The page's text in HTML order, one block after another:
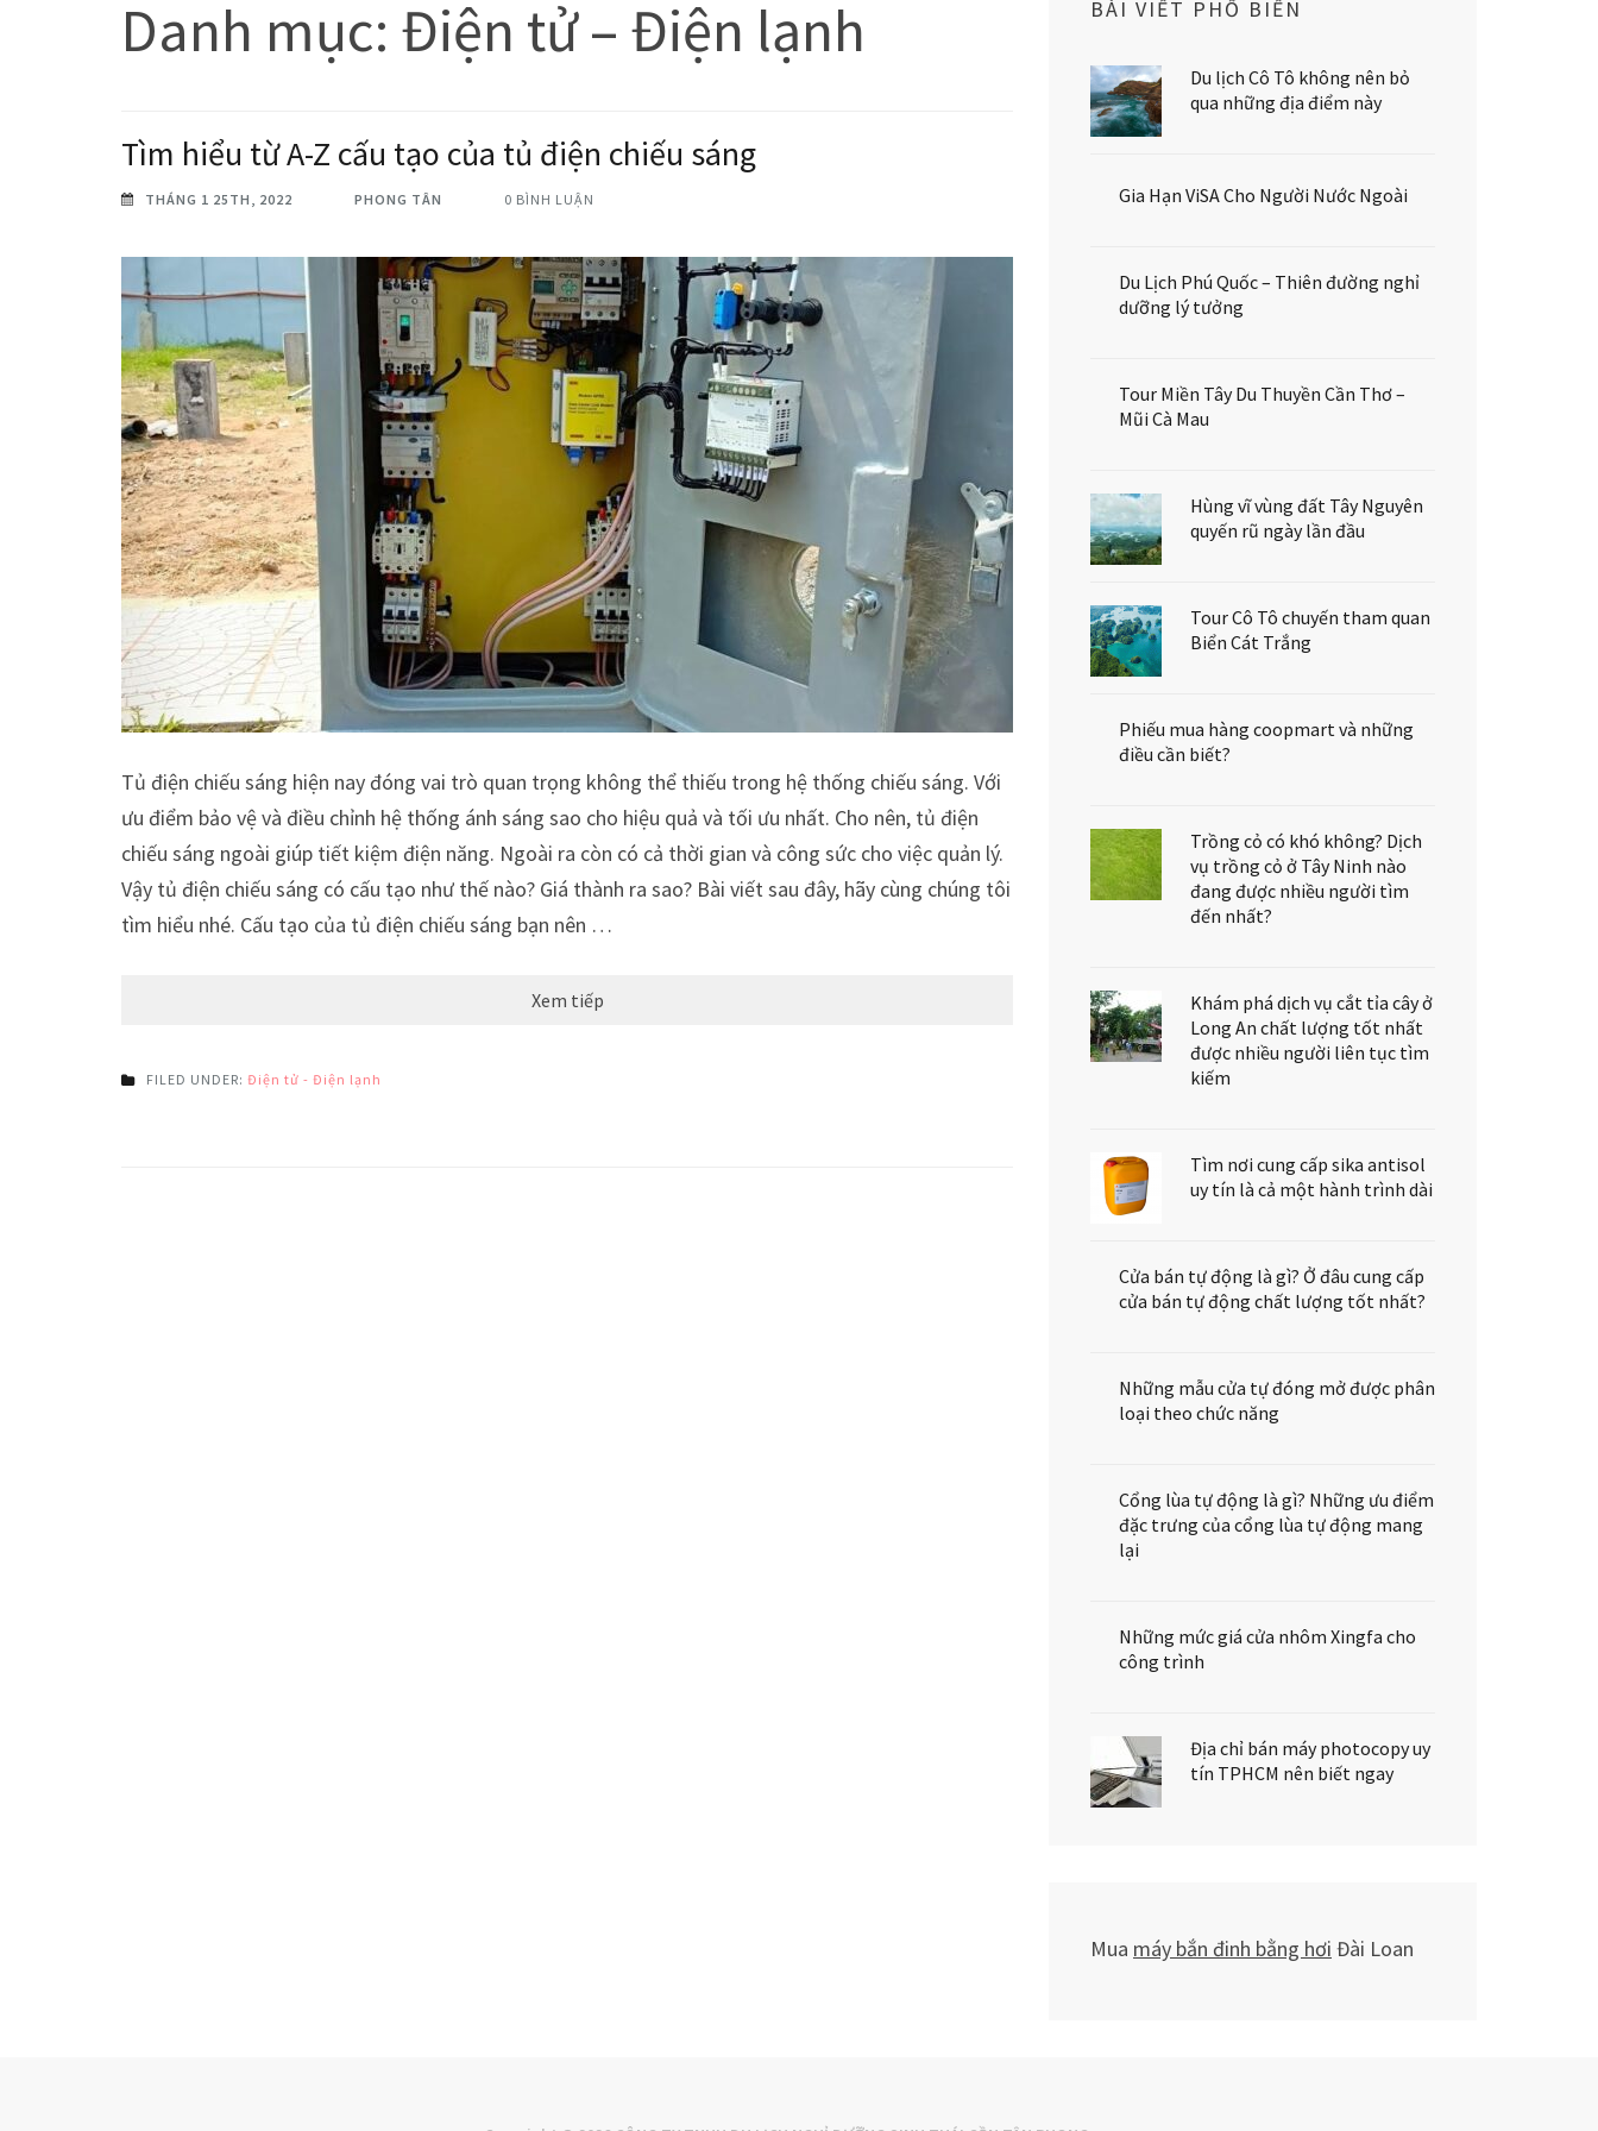
Danh mục: Điện tử – Điện lạnh
Tìm hiểu từ A-Z cấu tạo của tủ điện chiếu sáng
THÁNG 1 25TH, 2022 PHONG TÂN 0 BÌNH LUẬN
Tủ điện chiếu sáng hiện nay đóng vai trò quan trọng không thể thiếu trong hệ thống chiếu sáng. Với
ưu điểm bảo vệ và điều chỉnh hệ thống ánh sáng sao cho hiệu quả và tối ưu nhất. Cho nên, tủ điện
chiếu sáng ngoài giúp tiết kiệm điện năng. Ngoài ra còn có cả thời gian và công sức cho việc quản lý.
Vậy tủ điện chiếu sáng có cấu tạo như thế nào? Giá thành ra sao? Bài viết sau đây, hãy cùng chúng tôi
tìm hiểu nhé. Cấu tạo của tủ điện chiếu sáng bạn nên …
Xem tiếp
FILED UNDER: Điện tử - Điện lạnh
BÀI VIẾT PHỔ BIẾN
Du lịch Cô Tô không nên bỏ
qua những địa điểm này
Gia Hạn ViSA Cho Người Nước Ngoài
Du Lịch Phú Quốc – Thiên đường nghỉ
dưỡng lý tưởng
Tour Miền Tây Du Thuyền Cần Thơ –
Mũi Cà Mau
Hùng vĩ vùng đất Tây Nguyên
quyến rũ ngày lần đầu
Tour Cô Tô chuyến tham quan
Biển Cát Trắng
Phiếu mua hàng coopmart và những
điều cần biết?
Trồng cỏ có khó không? Dịch
vụ trồng cỏ ở Tây Ninh nào
đang được nhiều người tìm
đến nhất?
Khám phá dịch vụ cắt tỉa cây ở
Long An chất lượng tốt nhất
được nhiều người liên tục tìm
kiếm
Tìm nơi cung cấp sika antisol
uy tín là cả một hành trình dài
Cửa bán tự động là gì? Ở đâu cung cấp
cửa bán tự động chất lượng tốt nhất?
Những mẫu cửa tự đóng mở được phân
loại theo chức năng
Cổng lùa tự động là gì? Những ưu điểm
đặc trưng của cổng lùa tự động mang
lại
Những mức giá cửa nhôm Xingfa cho
công trình
Địa chỉ bán máy photocopy uy
tín TPHCM nên biết ngay
Mua máy bắn đinh bằng hơi Đài Loan